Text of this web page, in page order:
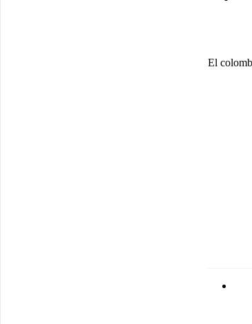
El